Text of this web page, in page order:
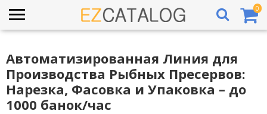
0
Автоматизированная Линия для
Производства Рыбных Пресервов:
Нарезка, Фасовка и Упаковка – до
1000 банок/час